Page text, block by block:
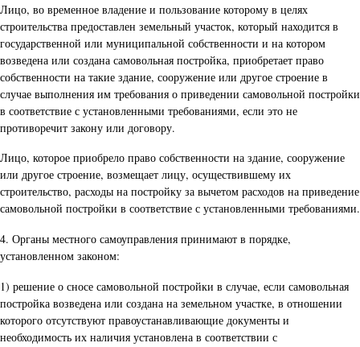
Лицо, во временное владение и пользование которому в целях
строительства предоставлен земельный участок, который находится в
государственной или муниципальной собственности и на котором
возведена или создана самовольная постройка, приобретает право
собственности на такие здание, сооружение или другое строение в
случае выполнения им требования о приведении самовольной постройки
в соответствие с установленными требованиями, если это не
противоречит закону или договору.
Лицо, которое приобрело право собственности на здание, сооружение
или другое строение, возмещает лицу, осуществившему их
строительство, расходы на постройку за вычетом расходов на приведение
самовольной постройки в соответствие с установленными требованиями.
4. Органы местного самоуправления принимают в порядке,
установленном законом:
1) решение о сносе самовольной постройки в случае, если самовольная
постройка возведена или создана на земельном участке, в отношении
которого отсутствуют правоустанавливающие документы и
необходимость их наличия установлена в соответствии с